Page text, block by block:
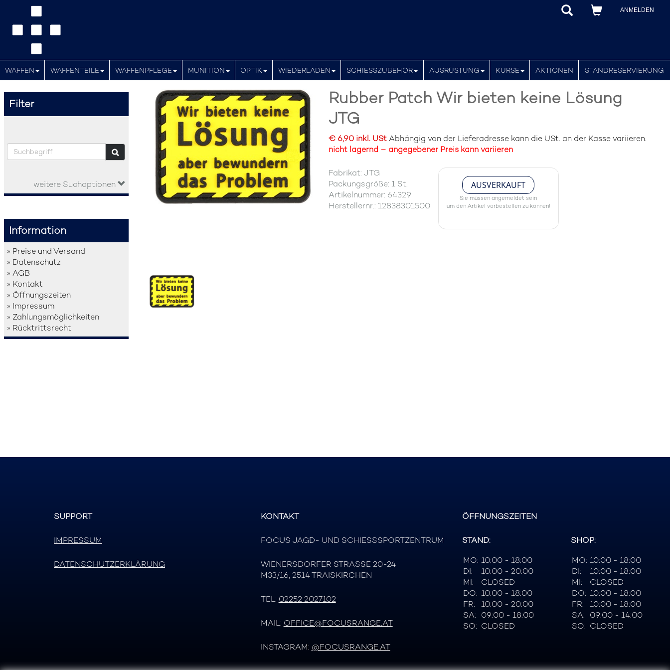
ANMELDEN
WAFFEN WAFFENTEILE WAFFENPFLEGE MUNITION OPTIK WIEDERLADEN SCHIESSZUBEHÖR AUSRÜSTUNG KURSE AKTIONEN STANDRESERVIERUNG
Filter
weitere Suchoptionen
Information
» Preise und Versand
» Datenschutz
» AGB
» Kontakt
» Öffnungszeiten
» Impressum
» Zahlungsmöglichkeiten
» Rücktrittsrecht
Rubber Patch Wir bieten keine Lösung
JTG
€ 6,90 inkl. UStAbhängig von der Lieferadresse kann die USt. an der Kasse variieren.
nicht lagernd – angegebener Preis kann variieren
Fabrikat: JTG
Packungsgröße: 1 St.
Artikelnummer: 64329
Herstellernr.: 12838301500
AUSVERKAUFT
Sie müssen angemeldet sein
um den Artikel vorbestellen zu können!
SUPPORT
IMPRESSUM
DATENSCHUTZERKLÄRUNG
KONTAKT
FOCUS JAGD- UND SCHIESSSPORTZENTRUM
WIENERSDORFER STRASSE 20-24
M33/16, 2514 TRAISKIRCHEN
TEL: 02252 2027102
MAIL: OFFICE@FOCUSRANGE.AT
INSTAGRAM: @FOCUSRANGE.AT
ÖFFNUNGSZEITEN
STAND:
MO: 10:00 - 18:00
DI:
10:00 - 20:00
MI:
CLOSED
DO: 10:00 - 18:00
FR:
10:00 - 20:00
SA: 09:00 - 18:00
SO: CLOSED
SHOP:
MO: 10:00 - 18:00
DI:
10:00 - 18:00
MI:
CLOSED
DO: 10:00 - 18:00
FR:
10:00 - 18:00
SA: 09:00 - 14:00
SO: CLOSED